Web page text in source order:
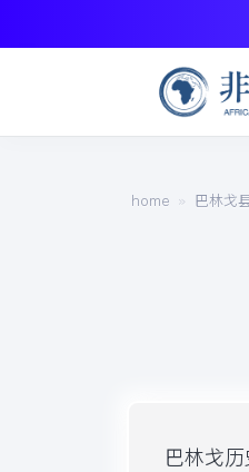
home 巴林戈
巴林戈